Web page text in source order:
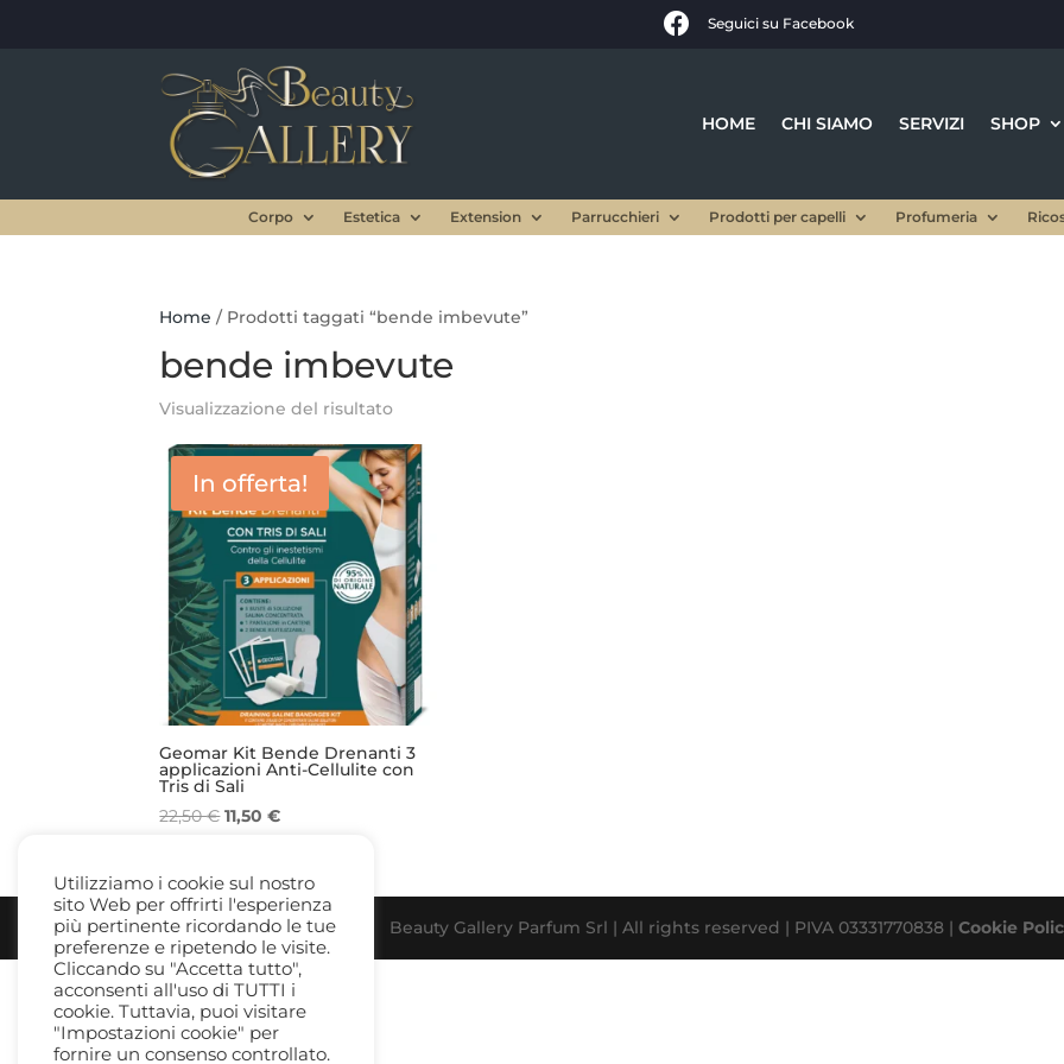
 Seguici su Facebook
HOME CHI SIAMO SERVIZI SHOP
Corpo Estetica Extension Parrucchieri Prodotti per capelli Profumeria
Home / Prodotti taggati “bende imbevute”
bende imbevute
Visualizzazione del risultato
In offerta!
Geomar Kit Bende Drenanti 3
applicazioni Anti-Cellulite con
Tris di Sali
22,50€Il
era:
22,50 €.
11,50€Il
è:
11,50 €.
Beauty Gallery Parfum Srl | All rights reserved | PIVA 03331770838 | Cookie
Utilizziamo i cookie sul nostro
sito Web per offrirti l'esperienza
più pertinente ricordando le tue
preferenze e ripetendo le visite.
Cliccando su "Accetta tutto",
acconsenti all'uso di TUTTI i
cookie. Tuttavia, puoi visitare
"Impostazioni cookie" per
fornire un consenso controllato.